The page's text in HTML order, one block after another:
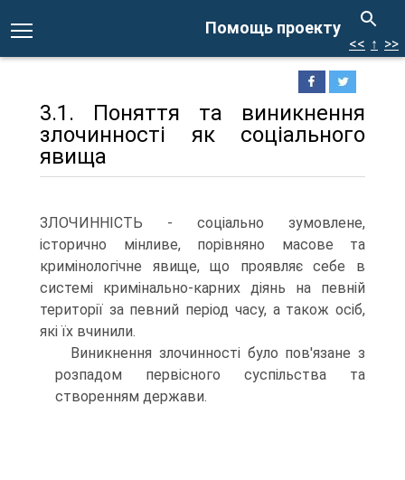
Помощь проекту
<< ↑ >>
3.1. Поняття та виникнення
злочинності як соціального
явища
ЗЛОЧИННІСТЬ - соціально зумовлене,
історично мінливе, порівняно масове та
кримінологічне явище, що проявляє себе в
системі кримінально-карних діянь на певній
території за певний період часу, а також осіб,
які їх вчинили.
Виникнення злочинності було пов'язане з
розпадом первісного суспільства та
створенням держави.